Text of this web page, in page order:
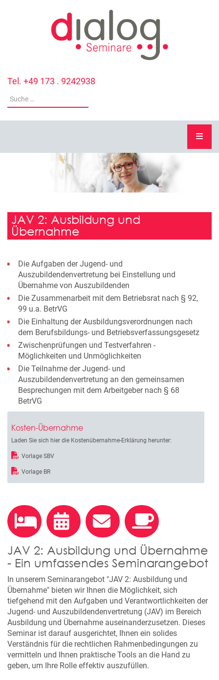
Tel. +49 173 . 9242938
JAV 2: Ausbildung und
Übernahme
Die Aufgaben der Jugend- und
Auszubildendenvertretung bei Einstellung und
Übernahme von Auszubildenden
Die Zusammenarbeit mit dem Betriebsrat nach § 92,
99 u.a. BetrVG
Die Einhaltung der Ausbildungsverordnungen nach
dem Berufsbildungs- und Betriebsverfassungsgesetz
Zwischenprüfungen und Testverfahren -
Möglichkeiten und Unmöglichkeiten
Die Teilnahme der Jugend- und
Auszubildendenvertretung an den gemeinsamen
Besprechungen mit dem Arbeitgeber nach § 68
BetrVG
Kosten-Übernahme
Laden Sie sich hier die Kostenübernahme-Erklärung herunter:
Vorlage SBV
Vorlage BR
JAV 2: Ausbildung und Übernahme
- Ein umfassendes Seminarangebot
In unserem Seminarangebot "JAV 2: Ausbildung und
Übernahme" bieten wir Ihnen die Möglichkeit, sich
tiefgehend mit den Aufgaben und Verantwortlichkeiten der
Jugend- und Auszubildendenvertretung (JAV) im Bereich
Ausbildung und Übernahme auseinanderzusetzen. Dieses
Seminar ist darauf ausgerichtet, Ihnen ein solides
Verständnis für die rechtlichen Rahmenbedingungen zu
vermitteln und Ihnen praktische Tools an die Hand zu
geben, um Ihre Rolle effektiv auszufüllen.